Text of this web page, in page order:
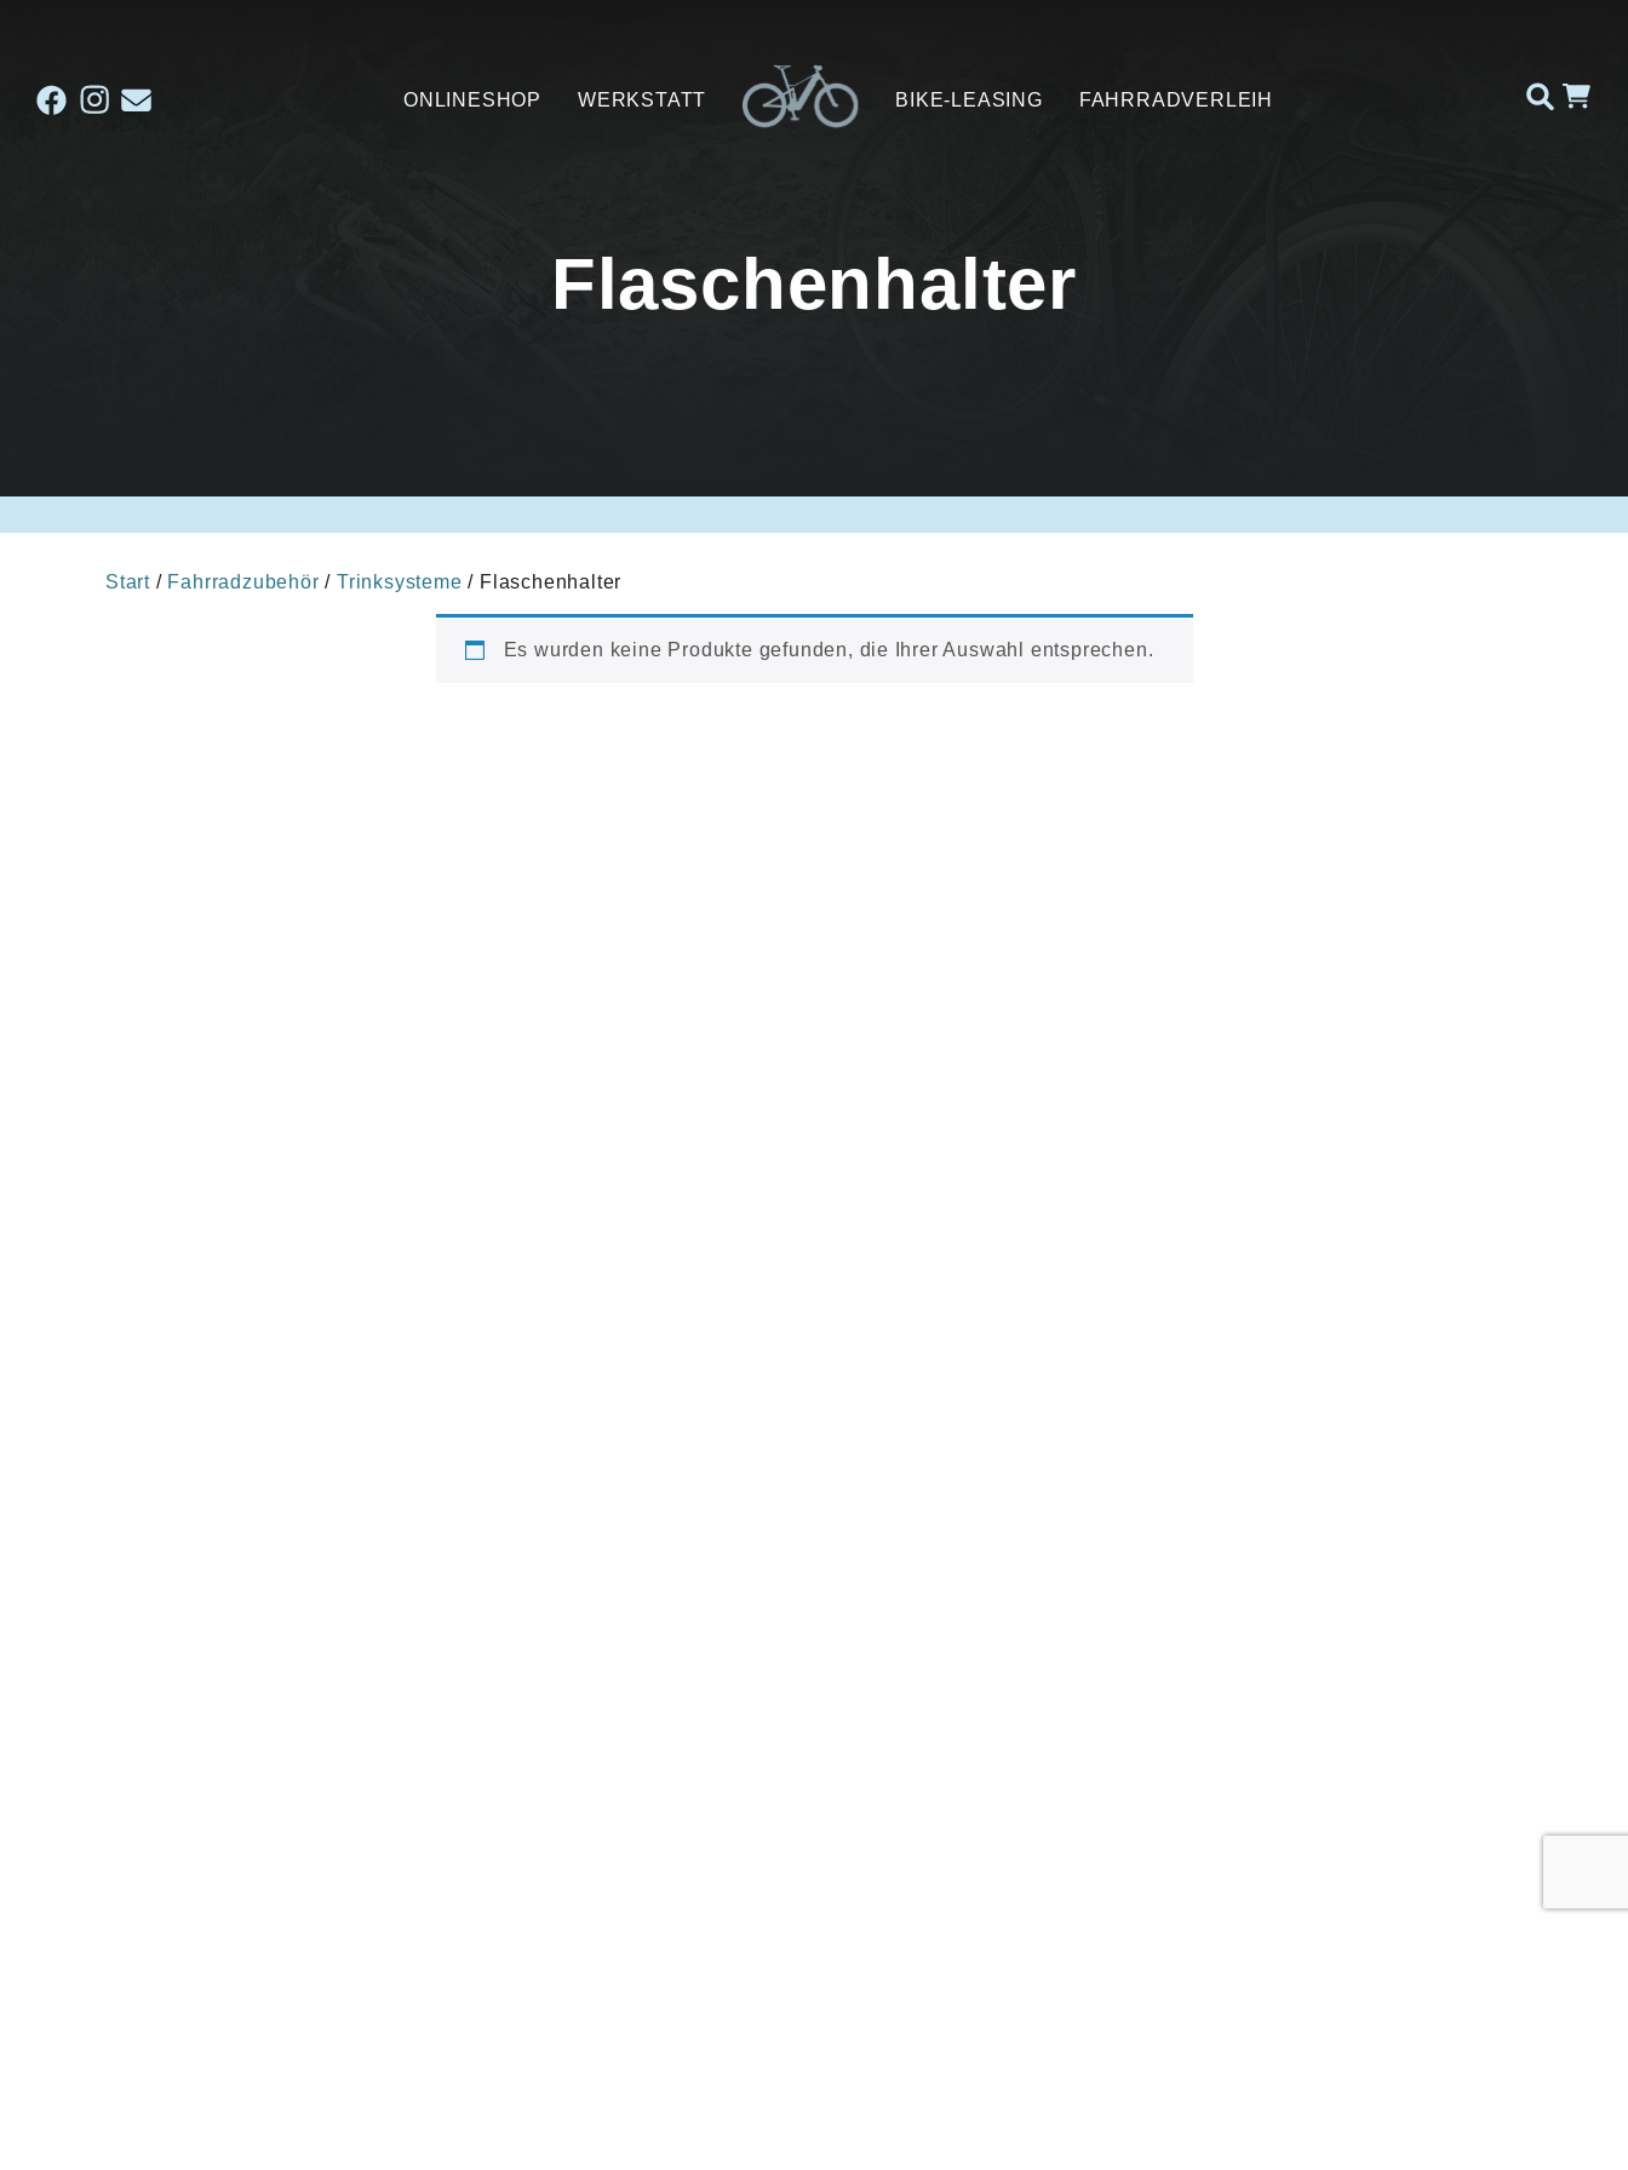
ONLINESHOP WERKSTATT BIKE-LEASING FAHRRADVERLEIH
Flaschenhalter
Start / Fahrradzubehör /Trinksysteme / Flaschenhalter
Es wurden keine Produkte gefunden, die Ihrer Auswahl entsprechen.